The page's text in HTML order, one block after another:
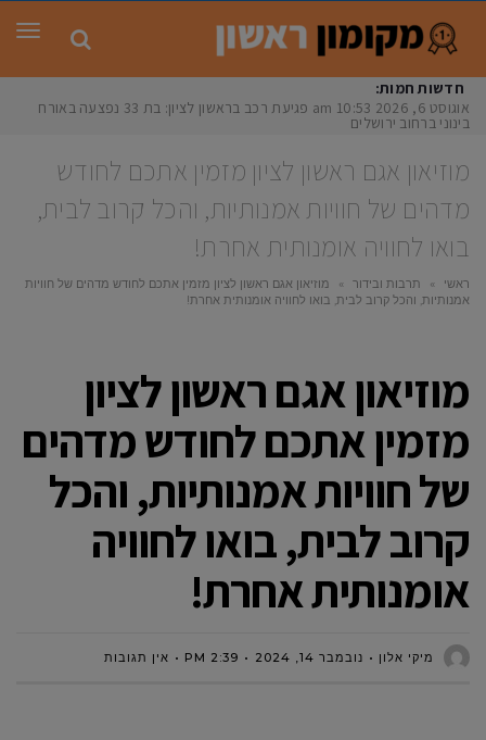
חדשות חמות:
אוגוסט 6, 2026
10:53 am פגיעת רכב בראשון לציון: בת 33 נפצעה באורח
בינוני ברחוב ירושלים
מוזיאון אגם ראשון לציון מזמין אתכם לחודש
מדהים של חוויות אמנותיות, והכל קרוב לבית,
בואו לחוויה אומנותית אחרת!
ראשי » תרבות ובידור »
מוזיאון אגם ראשון לציון מזמין אתכם לחודש מדהים של חוויות
אמנותיות, והכל קרוב לבית, בואו לחוויה אומנותית אחרת!
מוזיאון אגם ראשון לציון
מזמין אתכם לחודש מדהים
של חוויות אמנותיות, והכל
קרוב לבית, בואו לחוויה
אומנותית אחרת!
מיקי אלון נובמבר 14, 2024 2:39 PM אין תגובות